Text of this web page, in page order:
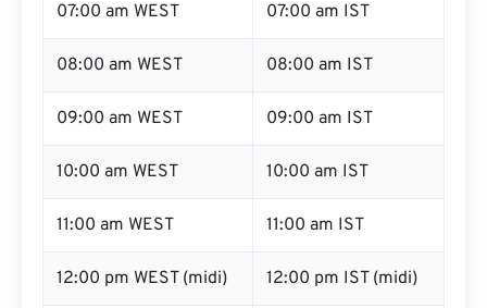
07:00 am WEST 07:00 am IST
08:00 am WEST 08:00 am IST
09:00 am WEST 09:00 am IST
10:00 am WEST 10:00 am IST
11:00 am WEST 11:00 am IST
12:00 pm WEST (midi) 12:00 pm IST (midi)